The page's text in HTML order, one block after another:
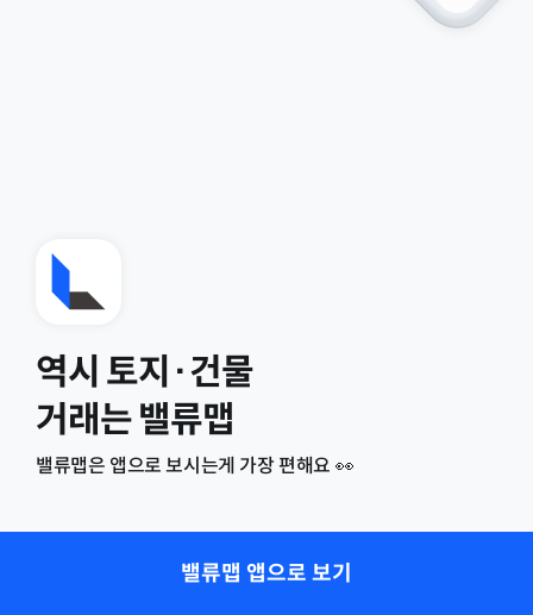
역시 토지·건물
거래는 밸류맵
밸류맵은 앱으로 보시는게 가장 편해요 👀
밸류맵 앱으로 보기